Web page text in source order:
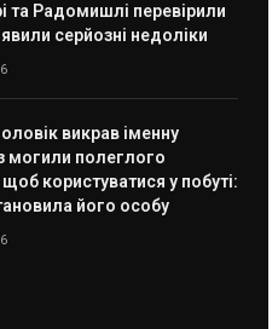
та Радомишлі перевірили
серйозні недоліки
викрав іменну
могили полеглого
користуватися у побуті:
його особу